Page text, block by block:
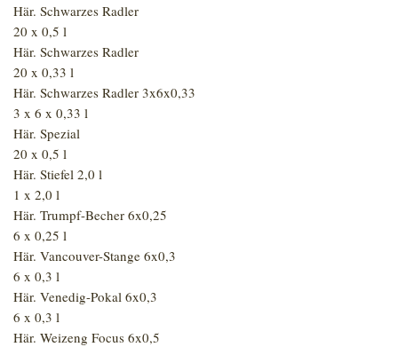
Här. Schwarzes Radler
20 x 0,5 l
Här. Schwarzes Radler
20 x 0,33 l
Här. Schwarzes Radler 3x6x0,33
3 x 6 x 0,33 l
Här. Spezial
20 x 0,5 l
Här. Stiefel 2,0 l
1 x 2,0 l
Här. Trumpf-Becher 6x0,25
6 x 0,25 l
Här. Vancouver-Stange 6x0,3
6 x 0,3 l
Här. Venedig-Pokal 6x0,3
6 x 0,3 l
Här. Weizeng Focus 6x0,5